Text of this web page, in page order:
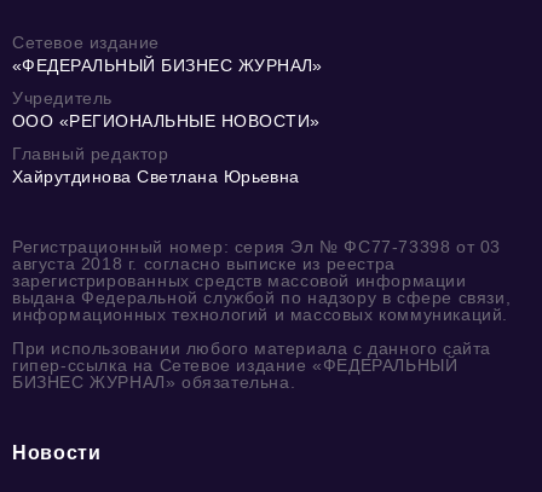
Сетевое издание
«ФЕДЕРАЛЬНЫЙ БИЗНЕС ЖУРНАЛ»
Учредитель
ООО «РЕГИОНАЛЬНЫЕ НОВОСТИ»
Главный редактор
Хайрутдинова Светлана Юрьевна
Регистрационный номер: серия Эл № ФС77-73398 от 03
августа 2018 г. согласно выписке из реестра
зарегистрированных средств массовой информации
выдана Федеральной службой по надзору в сфере связи,
информационных технологий и массовых коммуникаций.
При использовании любого материала с данного сайта
гипер-ссылка на Сетевое издание «ФЕДЕРАЛЬНЫЙ
БИЗНЕС ЖУРНАЛ» обязательна.
Новости